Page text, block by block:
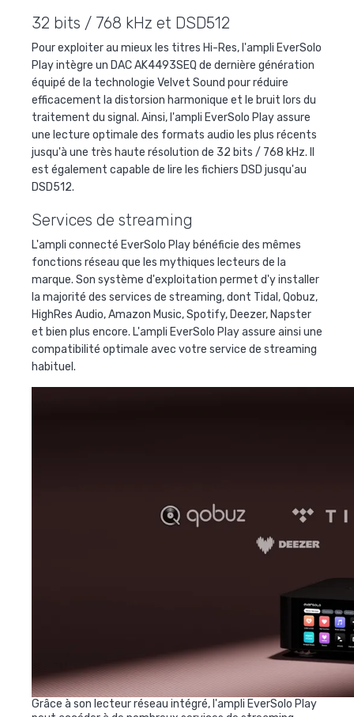
32 bits / 768 kHz et DSD512
Pour exploiter au mieux les titres Hi-Res, l'ampli EverSolo
Play intègre un DAC AK4493SEQ de dernière génération
équipé de la technologie Velvet Sound pour réduire
efficacement la distorsion harmonique et le bruit lors du
traitement du signal. Ainsi, l'ampli EverSolo Play assure
une lecture optimale des formats audio les plus récents
jusqu'à une très haute résolution de 32 bits / 768 kHz. Il
est également capable de lire les fichiers DSD jusqu'au
DSD512.
Services de streaming
L'ampli connecté EverSolo Play bénéficie des mêmes
fonctions réseau que les mythiques lecteurs de la
marque. Son système d'exploitation permet d'y installer
la majorité des services de streaming, dont Tidal, Qobuz,
HighRes Audio, Amazon Music, Spotify, Deezer, Napster
et bien plus encore. L'ampli EverSolo Play assure ainsi une
compatibilité optimale avec votre service de streaming
habituel.
Grâce à son lecteur réseau intégré, l'ampli EverSolo Play